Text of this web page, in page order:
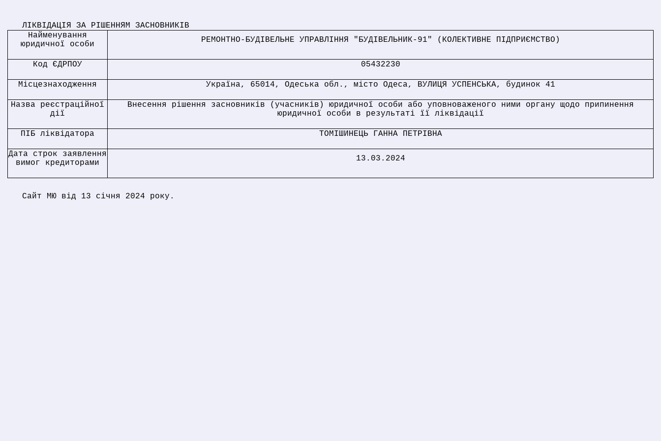
ЛІКВІДАЦІЯ ЗА РІШЕННЯМ ЗАСНОВНИКІВ
Найменування
юридичної особи
РЕМОНТНО-БУДІВЕЛЬНЕ УПРАВЛІННЯ "БУДІВЕЛЬНИК-91" (КОЛЕКТИВНЕ ПІДПРИЄМСТВО)
Код ЄДРПОУ 05432230
Місцезнаходження Україна, 65014, Одеська обл., місто Одеса, ВУЛИЦЯ УСПЕНСЬКА, будинок 41
Назва реєстраційної
дії
Внесення рішення засновників (учасників) юридичної особи або уповноваженого ними органу щодо припинення
юридичної особи в результаті її ліквідації
ПІБ ліквідатора ТОМІШИНЕЦЬ ГАННА ПЕТРІВНА
Дата строк заявлення
вимог кредиторами
13.03.2024
Сайт МЮ від 13 січня 2024 року.